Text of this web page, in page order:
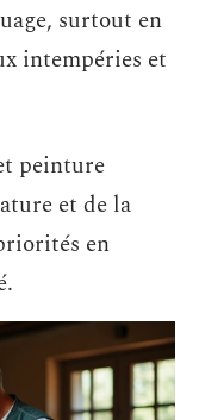
surtout en
intempéries et
peinture
et de la
en